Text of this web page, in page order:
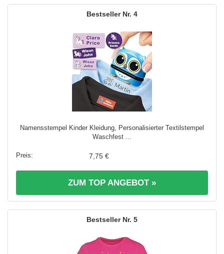
4
Namensstempel Kinder Kleidung, Personalisierter Textilstempel
Waschfest ...
7,75 €
ZUM TOP ANGEBOT »
5